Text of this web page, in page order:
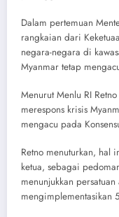
Dalam pertemuan
rangkaian dari
negara-negara di
Myanmar tetap
Menurut Menlu RI
merespons krisis
mengacu pada
Retno menuturkan, hal
ketua, sebagai
menunjukkan
mengimplementasikan